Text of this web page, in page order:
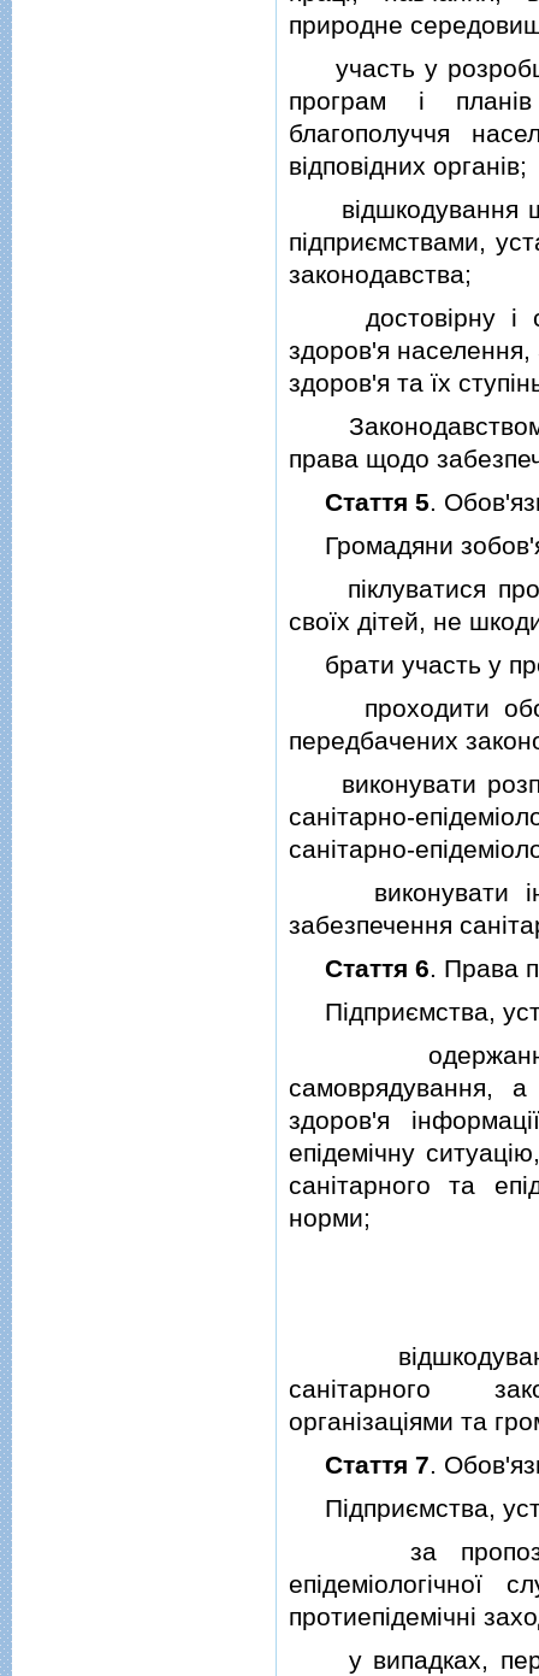
природне
участь у
програм i планiв
благополуччя
вiдповiдних органiв;
вiдшкодування
пiдприємствами,
законодавства;
достовiрну i
здоров'я
здоров'я та їх
Законодавством
права щодо
Стаття 5.
Громадяни
пiклуватися про
своїх дiтей, не
брати участь у
проходити
передбачених
виконувати
санiтарно-
санiтарно-
виконувати iншi
забезпечення
Стаття 6. Права
Пiдприємства,
одержання вiд
самоврядування,
здоров'я
епiдемiчну
санiтарного та
норми;
вiдшкодування
санiтарного
органiзацiями та
Стаття 7.
Пiдприємства,
за
епiдемiологiчної
протиепiдемiчнi
у випадках,